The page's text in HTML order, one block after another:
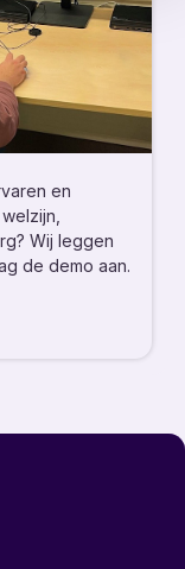
en
Wij leggen
de demo aan.